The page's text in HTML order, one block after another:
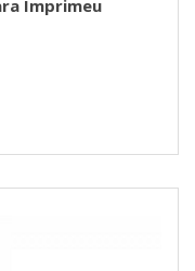
Imprimeu